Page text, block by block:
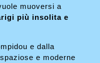
muoversi a
più insolita e
e dalla
e moderne